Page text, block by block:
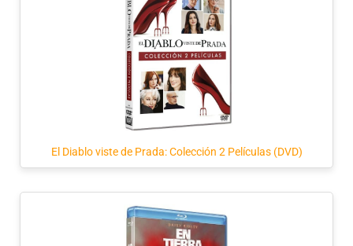
El Diablo viste de Prada: Colección 2 Películas (DVD)